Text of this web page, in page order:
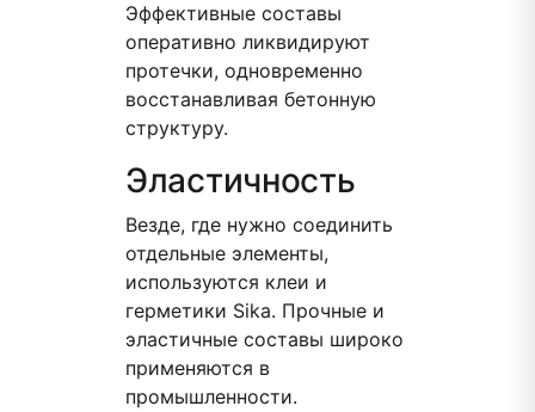
Эффективные составы
оперативно ликвидируют
протечки, одновременно
восстанавливая бетонную
структуру.
Эластичность
Везде, где нужно соединить
отдельные элементы,
используются клеи и
герметики Sika. Прочные и
эластичные составы широко
применяются в
промышленности.